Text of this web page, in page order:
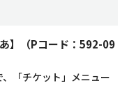
】（Pコード：592-09
「チケット」メニュー